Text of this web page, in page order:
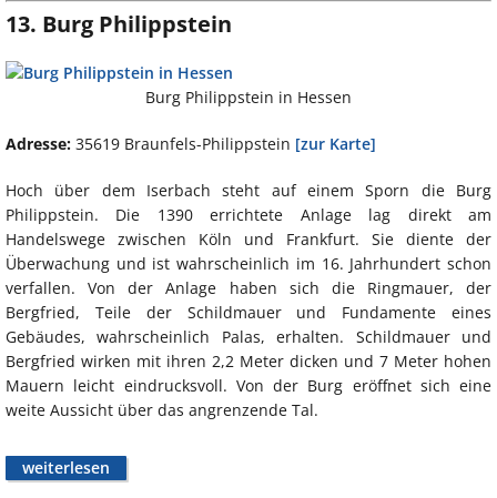
13. Burg Philippstein
Burg Philippstein in Hessen
Adresse: 35619 Braunfels-Philippstein [zur Karte]
Hoch über dem Iserbach steht auf einem Sporn die Burg
Philippstein. Die 1390 errichtete Anlage lag direkt am
Handelswege zwischen Köln und Frankfurt. Sie diente der
Überwachung und ist wahrscheinlich im 16. Jahrhundert schon
verfallen. Von der Anlage haben sich die Ringmauer, der
Bergfried, Teile der Schildmauer und Fundamente eines
Gebäudes, wahrscheinlich Palas, erhalten. Schildmauer und
Bergfried wirken mit ihren 2,2 Meter dicken und 7 Meter hohen
Mauern leicht eindrucksvoll. Von der Burg eröffnet sich eine
weite Aussicht über das angrenzende Tal.
weiterlesen